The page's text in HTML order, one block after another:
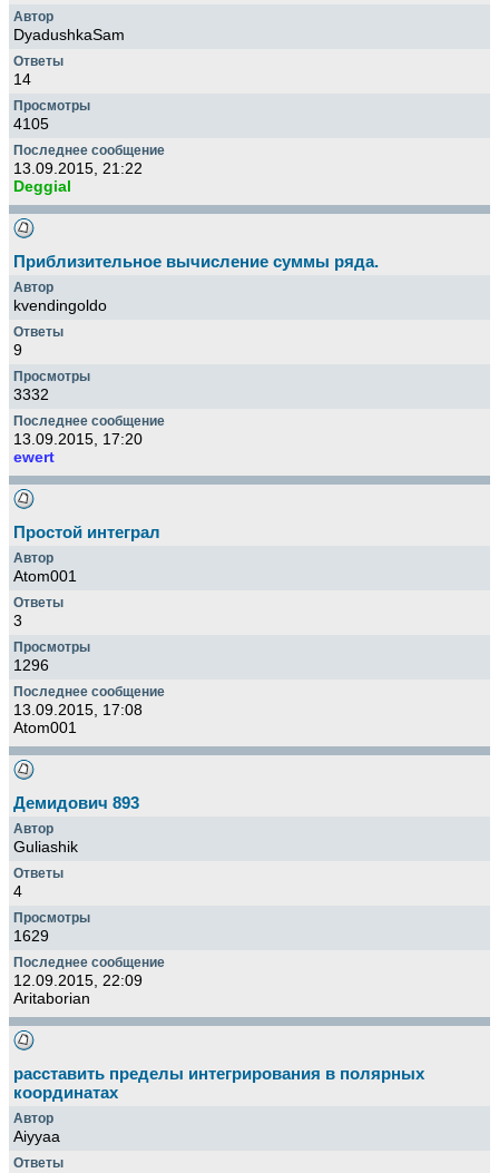
DyadushkaSam
14
4105
13.09.2015, 21:22
Deggial
Приблизительное вычисление суммы ряда.
kvendingoldo
9
3332
13.09.2015, 17:20
ewert
Простой интеграл
Atom001
3
1296
13.09.2015, 17:08
Atom001
Демидович 893
Guliashik
4
1629
12.09.2015, 22:09
Aritaborian
расставить пределы интегрирования в полярных
координатах
Aiyyaa